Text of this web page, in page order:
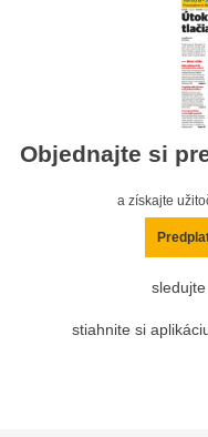
Objednajte si
a získajte
stiahnite si